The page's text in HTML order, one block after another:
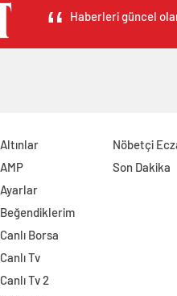
Haberleri güncel
Altınlar
AMP
Ayarlar
Beğendiklerim
Canlı Borsa
Canlı Tv
Canlı Tv 2
Nöbetçi
Son Dakika